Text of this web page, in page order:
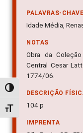
Alternar alto contraste
Alternar tamanho da
PALAVRAS-CHAVE
Idade Média,
NOTAS
Obra da
Central Cesar
1774/06.
DESCRIÇÃO
104 p
IMPRENTA